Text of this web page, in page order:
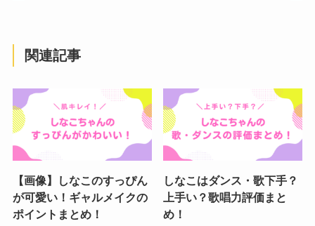
関連記事
【画像】しなこのすっぴん
が可愛い！ギャルメイクの
ポイントまとめ！
しなこはダンス・歌下手？
上手い？歌唱力評価まと
め！